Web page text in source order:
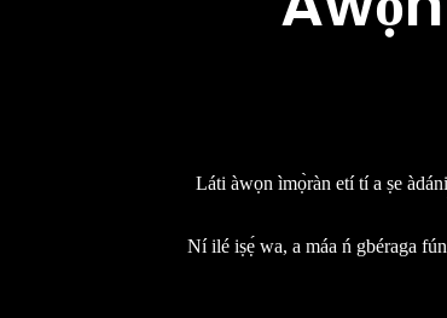
Láti àwọn ìmọ̀ràn etí tí a ṣe
Ní ilé iṣẹ́ wa, a máa ń gbéraga